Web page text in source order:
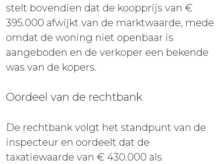
stelt bovendien dat de koopprijs van €
395.000 afwijkt van de marktwaarde, mede
omdat de woning niet openbaar is
aangeboden en de verkoper een bekende
was van de kopers.
Oordeel van de rechtbank
De rechtbank volgt het standpunt van de
inspecteur en oordeelt dat de
taxatiewaarde van € 430.000 als